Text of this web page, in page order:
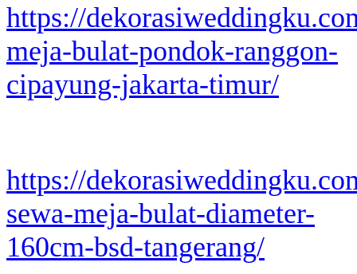
https://
meja-bulat-pondok-ranggon-
cipayung-jakarta-timur/
https://
sewa-meja-bulat-diameter-
160cm-bsd-tangerang/